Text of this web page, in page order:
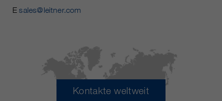
Esales@leitner.com
Kontakte weltweit